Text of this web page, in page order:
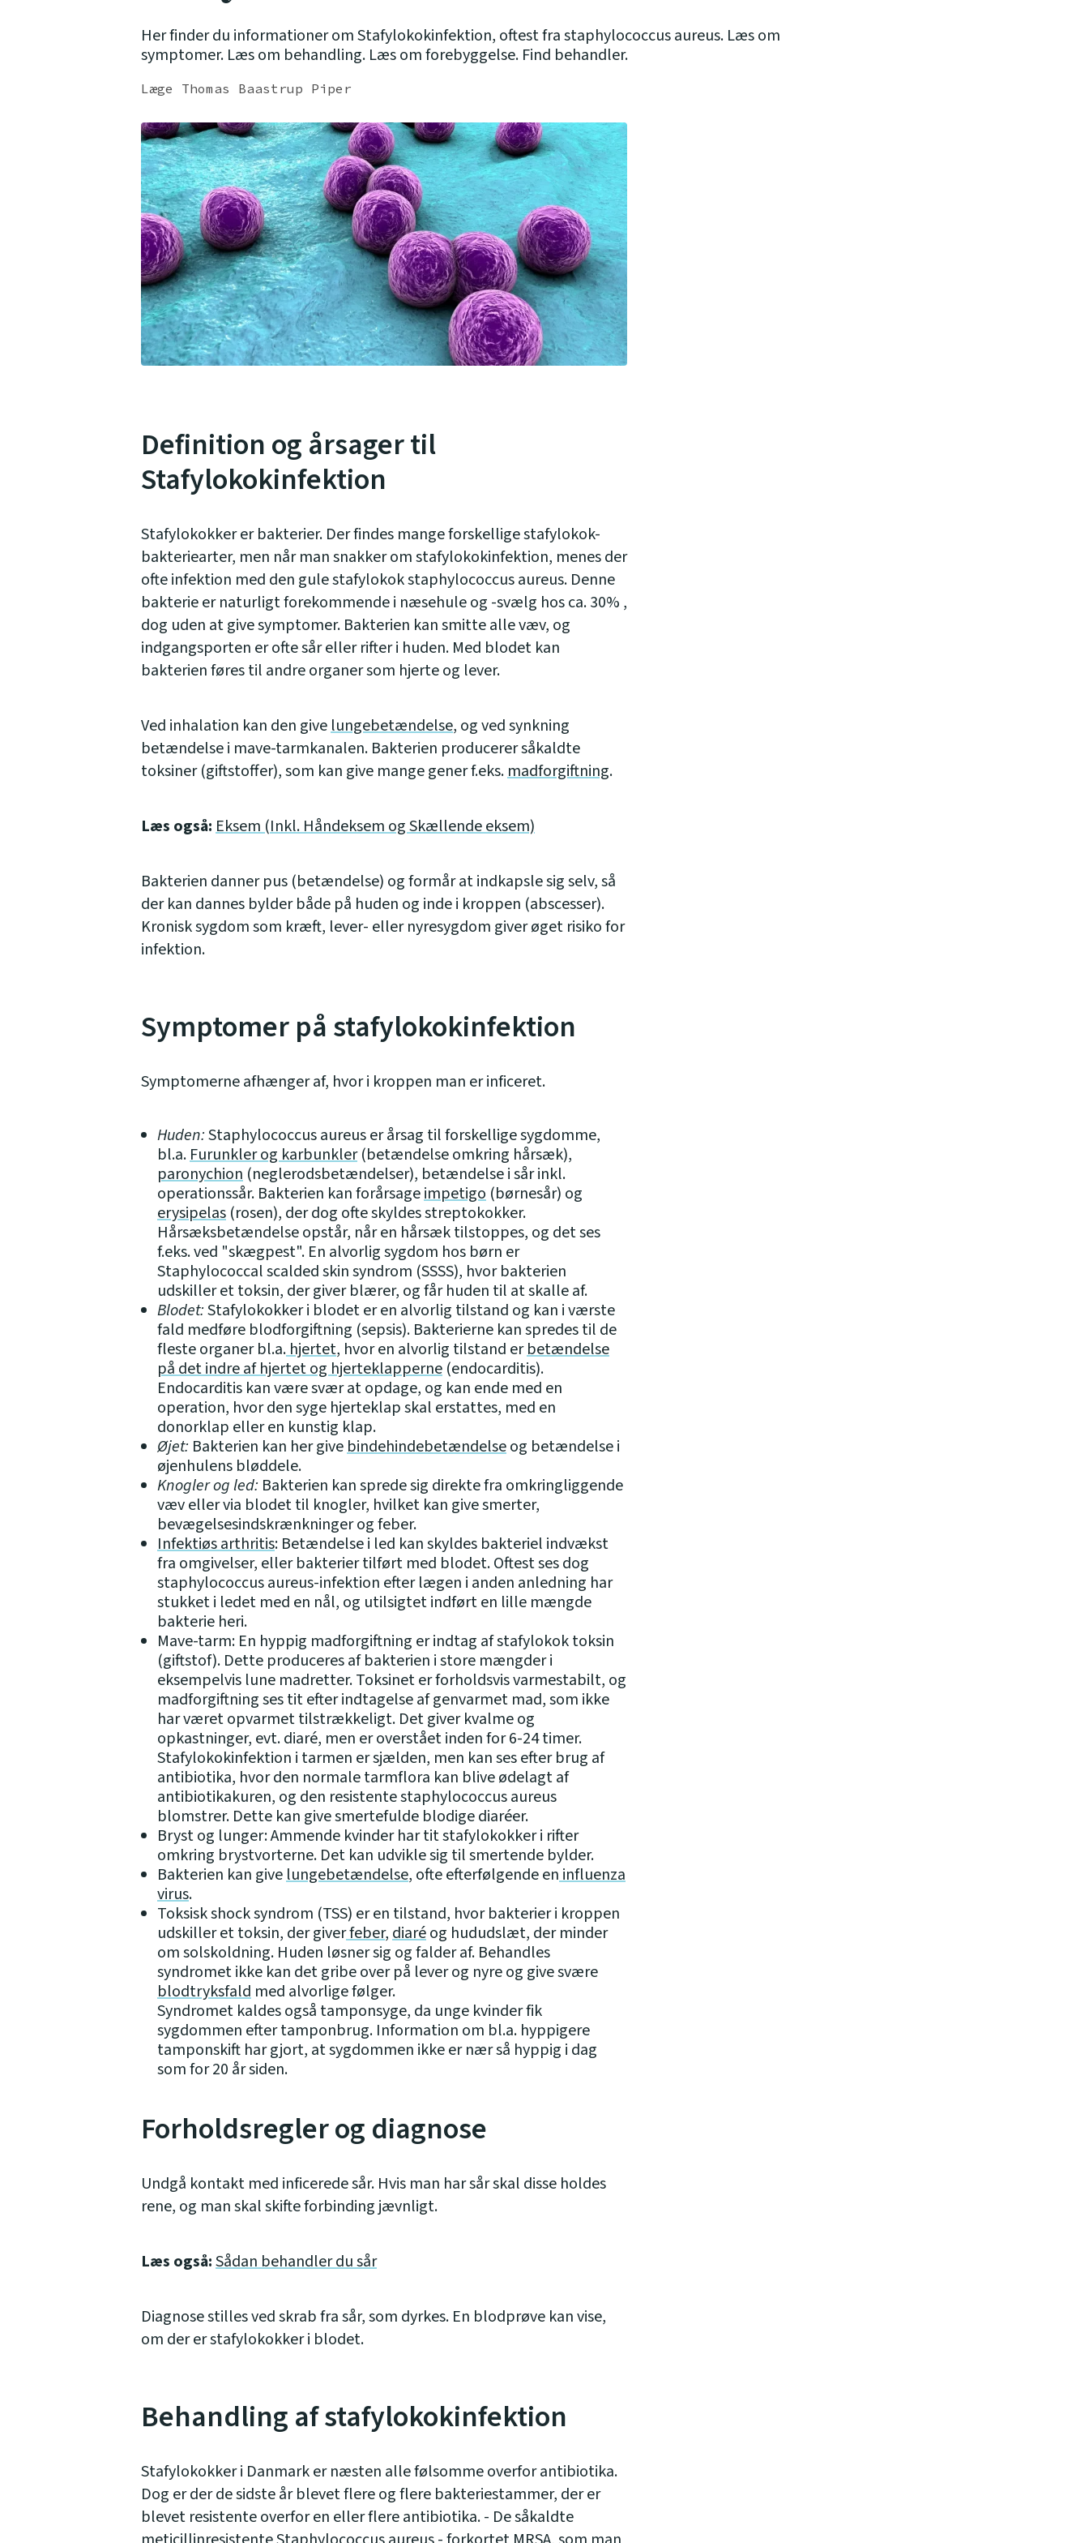
Her finder du informationer om Stafylokokinfektion, oftest fra staphylococcus aureus. Læs om
symptomer. Læs om behandling. Læs om forebyggelse. Find behandler.
Læge Thomas Baastrup Piper
Definition og årsager til
Stafylokokinfektion
Stafylokokker er bakterier. Der findes mange forskellige stafylokok-
bakteriearter, men når man snakker om stafylokokinfektion, menes der
ofte infektion med den gule stafylokok staphylococcus aureus. Denne
bakterie er naturligt forekommende i næsehule og -svælg hos ca. 30% ,
dog uden at give symptomer. Bakterien kan smitte alle væv, og
indgangsporten er ofte sår eller rifter i huden. Med blodet kan
bakterien føres til andre organer som hjerte og lever.
Ved inhalation kan den givelungebetændelse, og ved synkning
betændelse i mave-tarmkanalen. Bakterien producerer såkaldte
toksiner (giftstoffer), som kan give mange gener f.eks.madforgiftning.
Læs også:Eksem (Inkl. Håndeksem og Skællende eksem)
Bakterien danner pus (betændelse) og formår at indkapsle sig selv, så
der kan dannes bylder både på huden og inde i kroppen (abscesser).
Kronisk sygdom som kræft, lever- eller nyresygdom giver øget risiko for
infektion.
Symptomer på stafylokokinfektion
Symptomerne afhænger af, hvor i kroppen man er inficeret.
Huden:Staphylococcus aureus er årsag til forskellige sygdomme,
bl.a.Furunkler og karbunkler(betændelse omkring hårsæk),
paronychion (neglerodsbetændelser), betændelse i sår inkl.
operationssår. Bakterien kan forårsageimpetigo (børnesår) og
erysipelas (rosen), der dog ofte skyldes streptokokker.
Hårsæksbetændelse opstår, når en hårsæk tilstoppes, og det ses
f.eks. ved "skægpest". En alvorlig sygdom hos børn er
Staphylococcal scalded skin syndrom (SSSS), hvor bakterien
udskiller et toksin, der giver blærer, og får huden til at skalle af.
Blodet:Stafylokokker i blodet er en alvorlig tilstand og kan i værste
fald medføre blodforgiftning (sepsis). Bakterierne kan spredes til de
fleste organer bl.a.hjertet, hvor en alvorlig tilstand erbetændelse
på det indre af hjertet og hjerteklapperne (endocarditis).
Endocarditis kan være svær at opdage, og kan ende med en
operation, hvor den syge hjerteklap skal erstattes, med en
donorklap eller en kunstig klap.
Øjet: Bakterien kan her givebindehindebetændelseog betændelse i
øjenhulens bløddele.
Knogler og led: Bakterien kan sprede sig direkte fra omkringliggende
væv eller via blodet til knogler, hvilket kan give smerter,
bevægelsesindskrænkninger og feber.
Infektiøs arthritis: Betændelse i led kan skyldes bakteriel indvækst
fra omgivelser, eller bakterier tilført med blodet. Oftest ses dog
staphylococcus aureus-infektion efter lægen i anden anledning har
stukket i ledet med en nål, og utilsigtet indført en lille mængde
bakterie heri.
Mave-tarm: En hyppig madforgiftning er indtag af stafylokok toksin
(giftstof). Dette produceres af bakterien i store mængder i
eksempelvis lune madretter. Toksinet er forholdsvis varmestabilt, og
madforgiftning ses tit efter indtagelse af genvarmet mad, som ikke
har været opvarmet tilstrækkeligt. Det giver kvalme og
opkastninger, evt. diaré, men er overstået inden for 6-24 timer.
Stafylokokinfektion i tarmen er sjælden, men kan ses efter brug af
antibiotika, hvor den normale tarmflora kan blive ødelagt af
antibiotikakuren, og den resistente staphylococcus aureus
blomstrer. Dette kan give smertefulde blodige diaréer.
Bryst og lunger: Ammende kvinder har tit stafylokokker i rifter
omkring brystvorterne. Det kan udvikle sig til smertende bylder.
Bakterien kan givelungebetændelse, ofte efterfølgende eninfluenza
virus.
Toksisk shock syndrom (TSS) er en tilstand, hvor bakterier i kroppen
udskiller et toksin, der giverfeber,diaréog hududslæt, der minder
om solskoldning. Huden løsner sig og falder af. Behandles
syndromet ikke kan det gribe over på lever og nyre og give svære
blodtryksfald med alvorlige følger.
Syndromet kaldes også tamponsyge, da unge kvinder fik
sygdommen efter tamponbrug. Information om bl.a. hyppigere
tamponskift har gjort, at sygdommen ikke er nær så hyppig i dag
som for 20 år siden.
Forholdsregler og diagnose
Undgå kontakt med inficerede sår. Hvis man har sår skal disse holdes
rene, og man skal skifte forbinding jævnligt.
Læs også:Sådan behandler du sår
Diagnose stilles ved skrab fra sår, som dyrkes. En blodprøve kan vise,
om der er stafylokokker i blodet.
Behandling af stafylokokinfektion
Stafylokokker i Danmark er næsten alle følsomme overfor antibiotika.
Dog er der de sidste år blevet flere og flere bakteriestammer, der er
blevet resistente overfor en eller flere antibiotika. - De såkaldte